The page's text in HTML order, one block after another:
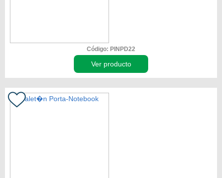
Código: PINPD22
Ver producto